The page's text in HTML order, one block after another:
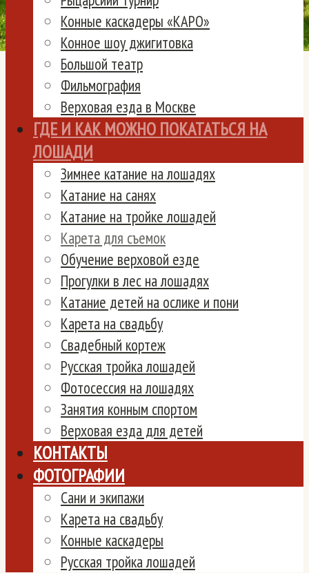
Конные каскадеры «КАРО»
Конное шоу джигитовка
Большой театр
Фильмография
Верховая езда в Москве
ГДЕ И КАК МОЖНО ПОКАТАТЬСЯ НА
ЛОШАДИ
Зимнее катание на лошадях
Катание на санях
Катание на тройке лошадей
Карета для съемок
Обучение верховой езде
Прогулки в лес на лошадях
Катание детей на ослике и пони
Карета на свадьбу
Свадебный кортеж
Русская тройка лошадей
Фотосессия на лошадях
Занятия конным спортом
Верховая езда для детей
КОНТАКТЫ
ФОТОГРАФИИ
Сани и экипажи
Карета на свадьбу
Конные каскадеры
Русская тройка лошадей